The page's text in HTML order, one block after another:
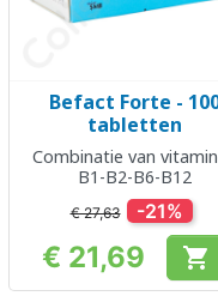
Befact Forte -
tabletten
Combinatie van
B1-B2-B6-B12
€ 27,63 -21%
Prijs
€ 21,69 